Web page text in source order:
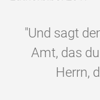
"Und sagt
Amt, das
Herrn,